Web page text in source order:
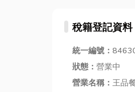
稅籍登記資料
統一編號：
狀態： 營業中
營業名稱： 王品